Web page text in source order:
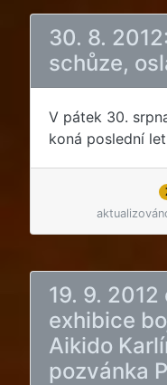
30. 8.
schůze,
V pátek 30.
koná poslední
19. 9. 2012
exhibice
Aikido
pozvánka